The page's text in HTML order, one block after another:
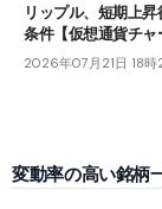
リップル、短期上
条件【仮想通貨チャ
2026年07月21日 18時
変動率の高い銘柄